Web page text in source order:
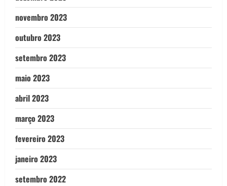
novembro 2023
outubro 2023
setembro 2023
maio 2023
abril 2023
março 2023
fevereiro 2023
janeiro 2023
setembro 2022